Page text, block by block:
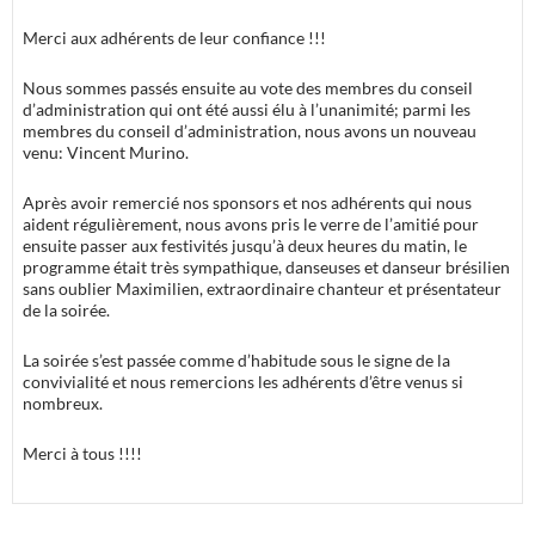
Merci aux adhérents de leur confiance !!!
Nous sommes passés ensuite au vote des membres du conseil
d’administration qui ont été aussi élu à l’unanimité; parmi les
membres du conseil d’administration, nous avons un nouveau
venu: Vincent Murino.
Après avoir remercié nos sponsors et nos adhérents qui nous
aident régulièrement, nous avons pris le verre de l’amitié pour
ensuite passer aux festivités jusqu’à deux heures du matin, le
programme était très sympathique, danseuses et danseur brésilien
sans oublier Maximilien, extraordinaire chanteur et présentateur
de la soirée.
La soirée s’est passée comme d’habitude sous le signe de la
convivialité et nous remercions les adhérents d’être venus si
nombreux.
Merci à tous !!!!